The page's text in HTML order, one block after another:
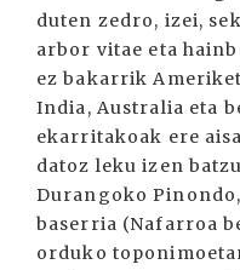
duten zedro, izei,
arbor vitae eta
ez bakarrik
India, Australia eta
ekarritakoak ere
datoz leku izen
Durangoko
baserria (Nafarroa
orduko